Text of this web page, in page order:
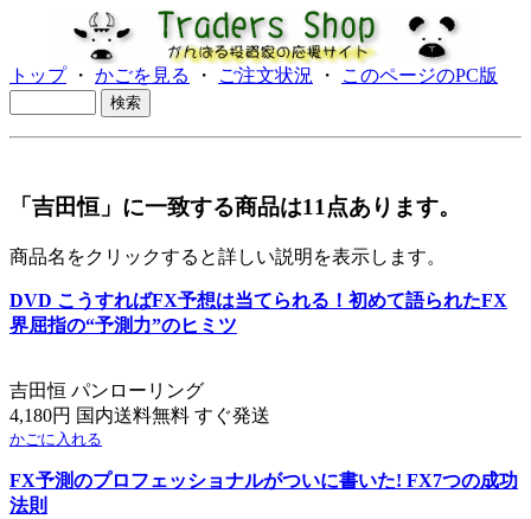
トップ・ かごを見る ・ ご注文状況 ・ このページのPC版
「吉田恒」に一致する商品は11点あります。
商品名をクリックすると詳しい説明を表示します。
DVD こうすればFX予想は当てられる！初めて語られたFX
界屈指の“予測力”のヒミツ
吉田恒 パンローリング
4,180円 国内送料無料 すぐ発送
かごに入れる
FX予測のプロフェッショナルがついに書いた! FX7つの成功
法則